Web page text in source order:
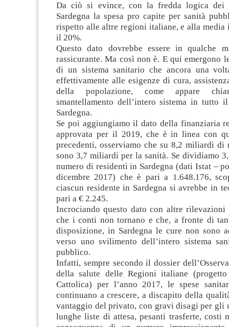
Da ciò si evince, con la fredda logica dei
Sardegna la spesa pro capite per sanità
rispetto alle altre regioni italiane, e alla media
il 20%.
Questo dato dovrebbe essere in qualche
rassicurante. Ma così non è. E qui emergono
di un sistema sanitario che ancora una
effettivamente alle esigenze di cura,
della popolazione, come appare
smantellamento dell’intero sistema in tutto
Sardegna.
Se poi aggiungiamo il dato della finanziaria
approvata per il 2019, che è in linea con
precedenti, osserviamo che su 8,2 miliardi
sono 3,7 miliardi per la sanità. Se dividiamo
numero di residenti in Sardegna (dati Istat –
dicembre 2017) che è pari a 1.648.176,
ciascun residente in Sardegna si avrebbe in
pari a € 2.245.
Incrociando questo dato con altre rilevazioni
che i conti non tornano e che, a fronte di
disposizione, in Sardegna le cure non sono
verso uno svilimento dell’intero sistema
pubblico.
Infatti, sempre secondo il dossier
della salute delle Regioni italiane (progetto
Cattolica) per l’anno 2017, le spese
continuano a crescere, a discapito della
vantaggio del privato, con gravi disagi per gli
lunghe liste di attesa, pesanti trasferte, costi